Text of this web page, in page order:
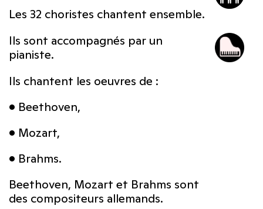
Les 32 choristes chantent ensemble.
Ils sont accompagnés par un
pianiste.
Ils chantent les oeuvres de :
• Beethoven,
• Mozart,
• Brahms.
Beethoven, Mozart et Brahms sont
des compositeurs allemands.